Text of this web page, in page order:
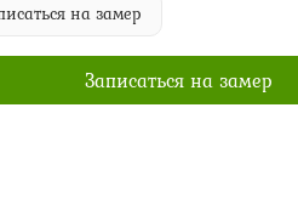
на замер
Записаться на замер